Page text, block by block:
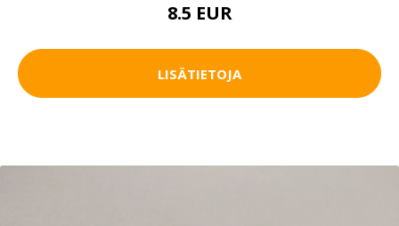
8.5 EUR
LISÄTIETOJA